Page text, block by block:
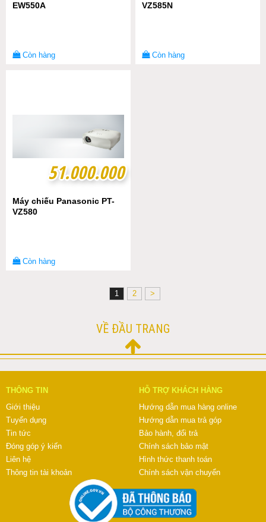
EW550A
Còn hàng
VZ585N
Còn hàng
51.000.000
51.000.000
Máy chiếu Panasonic PT-
VZ580
Còn hàng
1 2 >
VỀ ĐẦU TRANG
THÔNG TIN
Giới thiệu
Tuyển dụng
Tin tức
Đóng góp ý kiến
Liên hệ
Thông tin tài khoản
HỖ TRỢ KHÁCH HÀNG
Hướng dẫn mua hàng online
Hướng dẫn mua trả góp
Bảo hành, đổi trả
Chính sách bảo mật
Hình thức thanh toán
Chính sách vận chuyển